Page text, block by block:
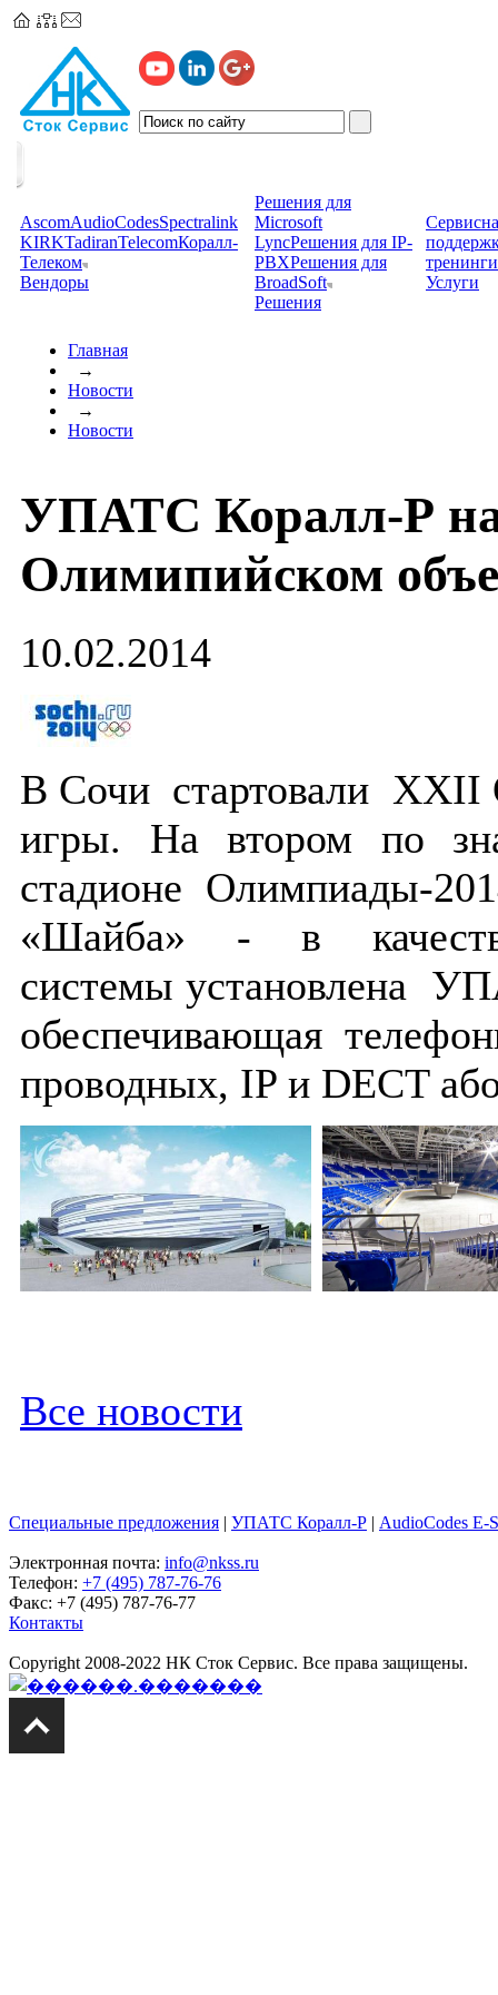
AscomAudioCodesSpectralink
KIRKTadiranTelecomКоралл-
Телеком
Вендоры
Решения для
Microsoft
LyncРешения для IP-
PBXРешения для
BroadSoft
Решения
тренинги
Услуги
Главная
→
Новости
→
Новости
УПАТС Коралл-Р
Олимипийском
10.02.2014
В Сочи стартовали XXII
игры. На втором по
стадионе Олимпиады-
«Шайба» - в
системы установлена
обеспечивающая
проводных, IP и DECT
Все новости
Специальные предложения | УПАТС Коралл-Р | AudioCodes E-
Электронная почта: info@nkss.ru
Телефон: +7 (495) 787-76-76
Факс: +7 (495) 787-76-77
Контакты
Copyright 2008-2022 НК Сток Сервис. Все права защищены.